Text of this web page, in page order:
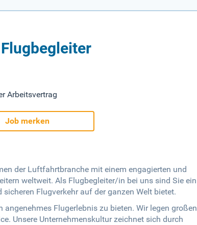
Arbeitsvertrag
Job merken
der Luftfahrtbranche mit einem engagierten und
weltweit. Als Flugbegleiter/in bei uns sind Sie ein
Flugverkehr auf der ganzen Welt bietet.
angenehmes Flugerlebnis zu bieten. Wir legen großen
Unsere Unternehmenskultur zeichnet sich durch